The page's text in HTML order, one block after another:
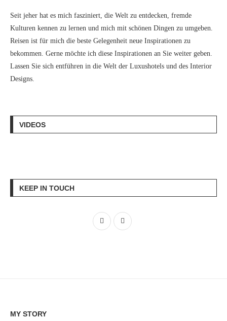
Seit jeher hat es mich fasziniert, die Welt zu entdecken, fremde
Kulturen kennen zu lernen und mich mit schönen Dingen zu umgeben.
Reisen ist für mich die beste Gelegenheit neue Inspirationen zu
bekommen. Gerne möchte ich diese Inspirationen an Sie weiter geben.
Lassen Sie sich entführen in die Welt der Luxushotels und des Interior
Designs.
VIDEOS
KEEP IN TOUCH
MY STORY